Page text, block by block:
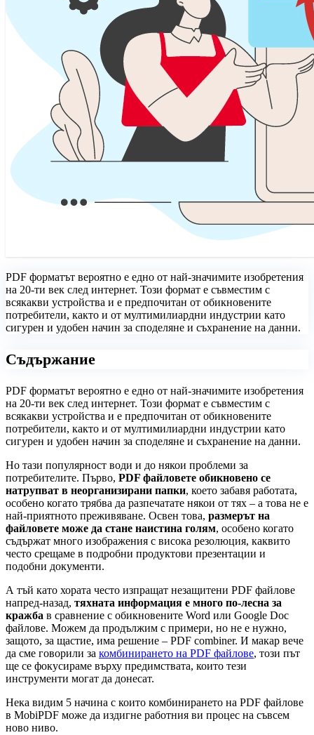
PDF форматът вероятно е едно от най-значимите изобретения
на 20-ти век след интернет. Този формат е съвместим с
всякакви устройства и е предпочитан от обикновените
потребители, както и от мултимилиардни индустрии като
сигурен и удобен начин за споделяне и съхранение на данни.
Съдържание
PDF форматът вероятно е едно от най-значимите изобретения
на 20-ти век след интернет. Този формат е съвместим с
всякакви устройства и е предпочитан от обикновените
потребители, както и от мултимилиардни индустрии като
сигурен и удобен начин за споделяне и съхранение на данни.
Но тази популярност води и до някои проблеми за
потребителите. Първо, PDF файловете обикновено се
натрупват в неорганизирани папки, което забавя работата,
особено когато трябва да разпечатате някои от тях – а това не е
най-приятното преживяване. Освен това, размерът на
файловете може да стане наистина голям, особено когато
съдържат много изображения с висока резолюция, каквито
често срещаме в подробни продуктови презентации и
подобни документи.
А тъй като хората често изпращат незащитени PDF файлове
напред-назад, тяхната информация е много по-лесна за
кражба в сравнение с обикновените Word или Google Doc
файлове. Можем да продължим с примери, но не е нужно,
защото, за щастие, има решение – PDF combiner. И макар вече
да сме говорили за комбинирането на PDF файлове, този път
ще се фокусираме върху предимствата, които тези
инструменти могат да донесат.
Нека видим 5 начина с които комбинирането на PDF файлове
в MobiPDF може да издигне работния ви процес на съвсем
ново ниво.